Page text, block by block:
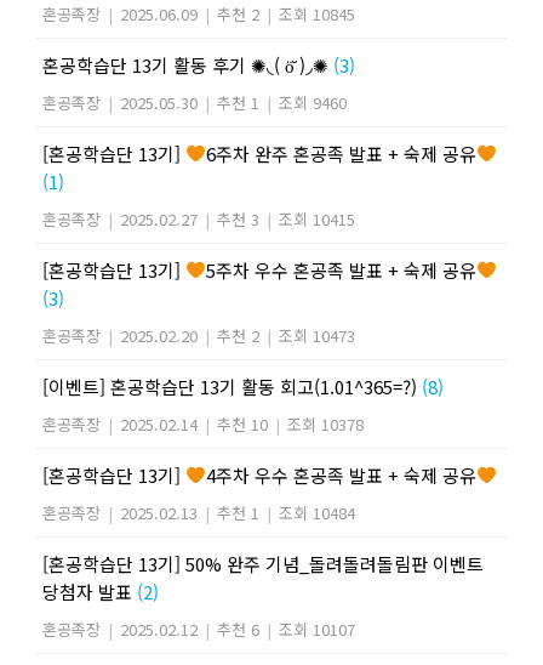
혼공족장 | 2025.06.09 | 추천 2 | 조회 10845
혼공학습단 13기 활동 후기 ✺◟( ö̆ )◞✺ (3)
혼공족장 | 2025.05.30 | 추천 1 | 조회 9460
[혼공학습단 13기]
6주차 완주 혼공족 발표 + 숙제 공유
(1)
혼공족장 | 2025.02.27 | 추천 3 | 조회 10415
[혼공학습단 13기]
5주차 우수 혼공족 발표 + 숙제 공유
(3)
혼공족장 | 2025.02.20 | 추천 2 | 조회 10473
[이벤트] 혼공학습단 13기 활동 회고(1.01^365=?) (8)
혼공족장 | 2025.02.14 | 추천 10 | 조회 10378
[혼공학습단 13기] 4주차 우수 혼공족 발표 + 숙제 공유
혼공족장 | 2025.02.13 | 추천 1 | 조회 10484
[혼공학습단 13기] 50% 완주 기념_돌려돌려돌림판 이벤트
당첨자 발표 (2)
혼공족장 | 2025.02.12 | 추천 6 | 조회 10107